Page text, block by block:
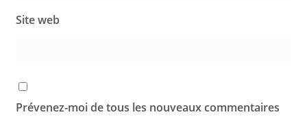
Site web
Prévenez-moi de tous les nouveaux commentaires